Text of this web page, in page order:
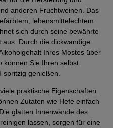
anderen Fruchtweinen. Das
lebensmittelechtem
sich durch seine bewährte
Durch die dickwandige
Ihres Mostes über
können Sie Ihren selbst
spritzig genießen.
praktische Eigenschaften.
Zutaten wie Hefe einfach
glatten Innenwände des
lassen, sorgen für eine